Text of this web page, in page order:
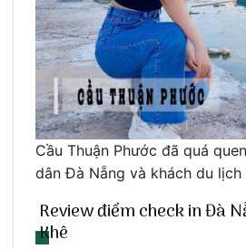
Cầu Thuận Phước đã quá
dân Đà Nẵng và khách du lịch
Review điểm check in Đà
Khê